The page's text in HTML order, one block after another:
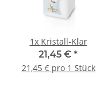
1x Kristall-Klar
21,45 € *
21,45 € pro 1 Stück